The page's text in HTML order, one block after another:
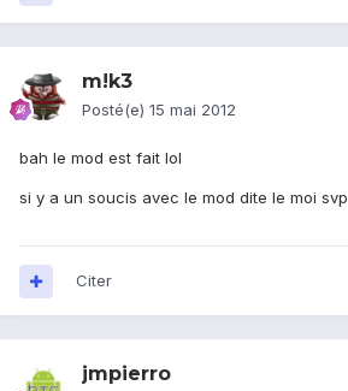
m!k3
Posté(e) 15 mai 2012
bah le mod est fait lol
si y a un soucis avec le mod dite le moi svp
Citer
jmpierro